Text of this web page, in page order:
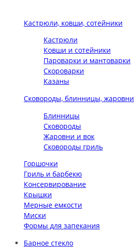
Кастрюли, ковши, сотейники
Кастрюли
Ковши и сотейники
Пароварки и мантоварки
Скороварки
Казаны
Сковороды, блинницы, жаровни
Блинницы
Сковороды
Жаровни и вок
Сковороды гриль
Горшочки
Гриль и барбекю
Консервирование
Крышки
Мерные емкости
Миски
Формы для запекания
Барное стекло